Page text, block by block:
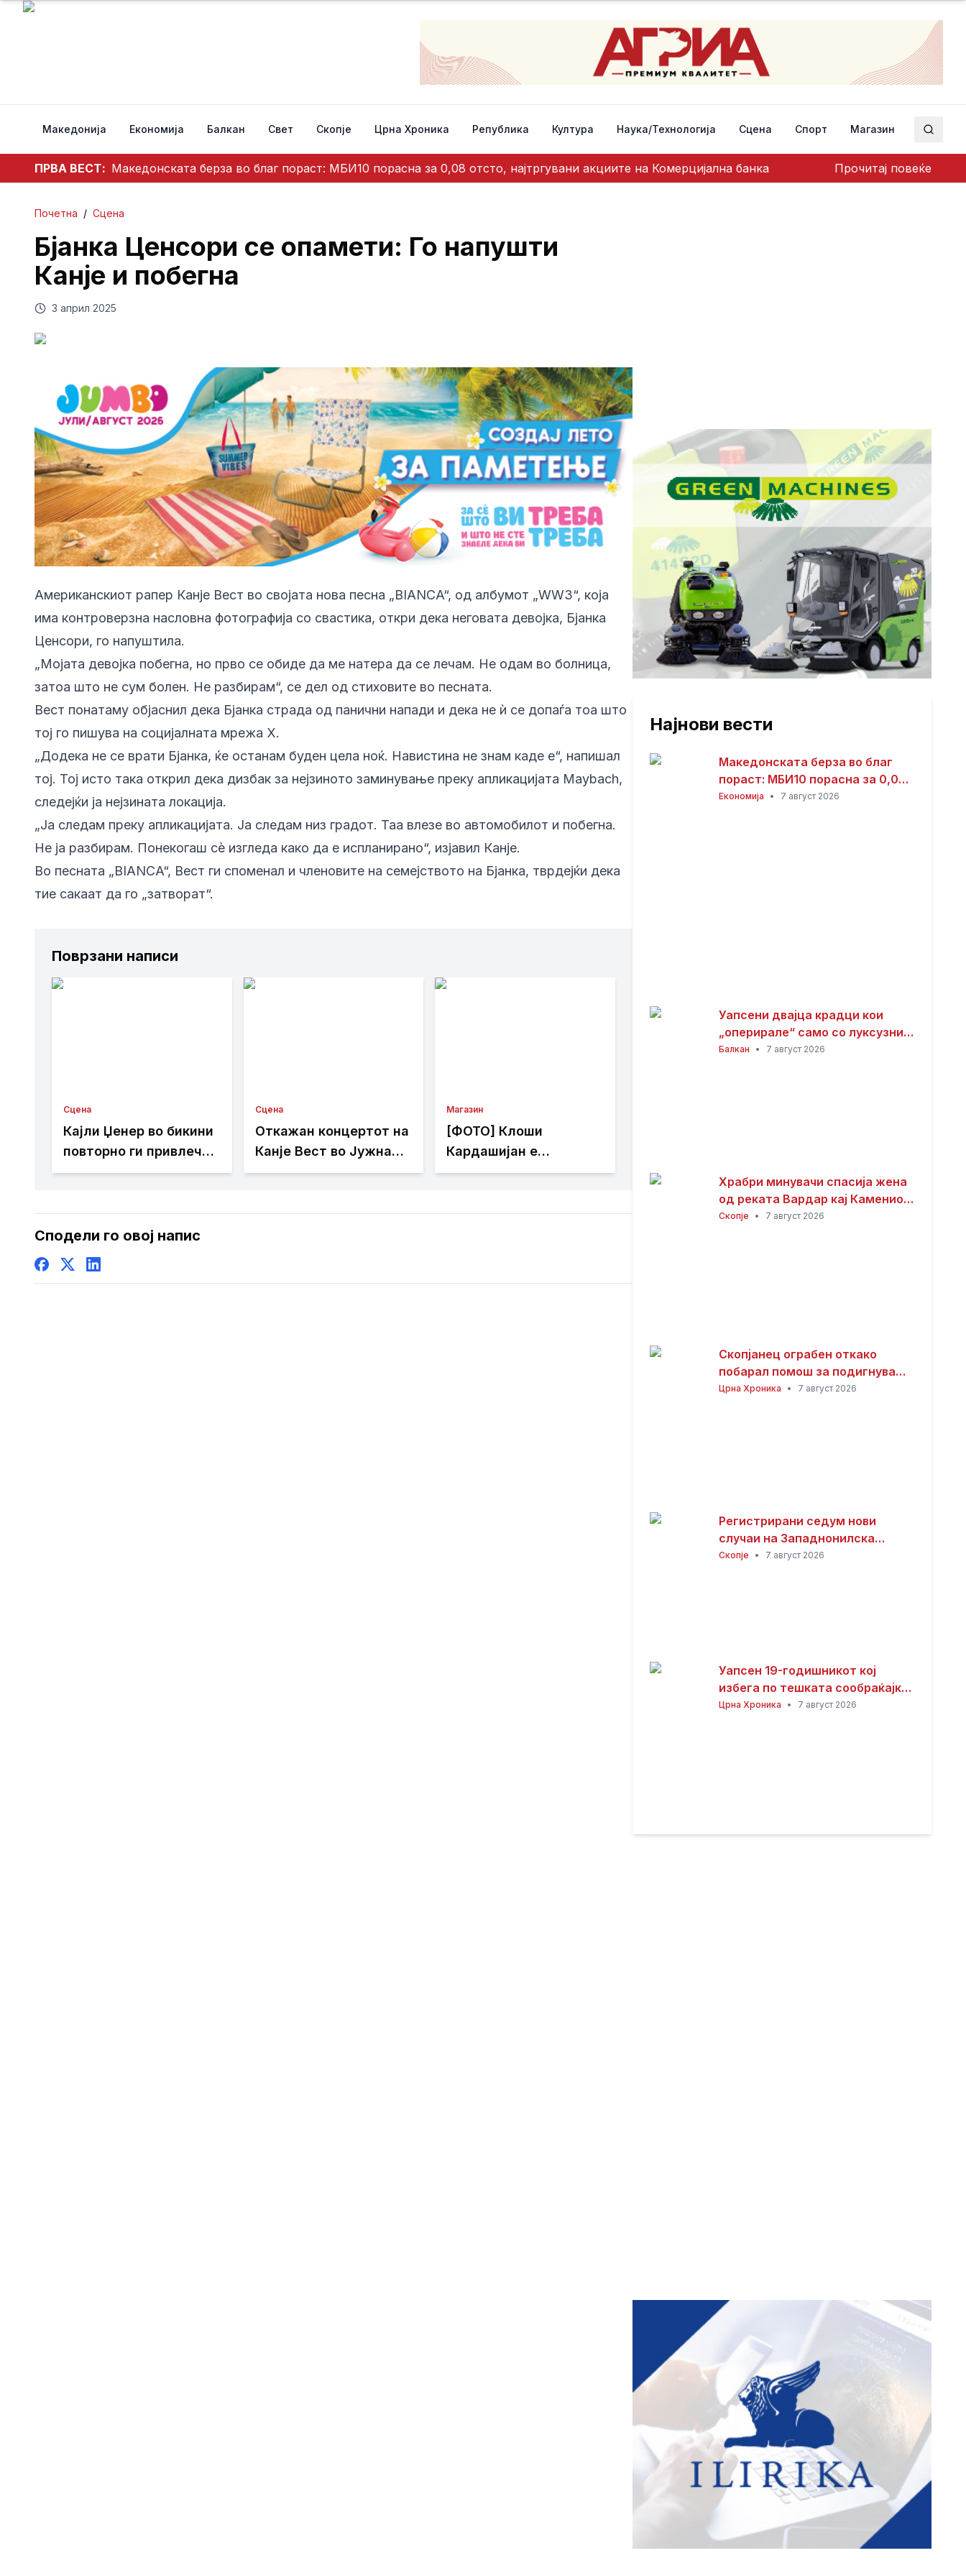
Македонија Економија Балкан Свет Скопје Црна Хроника Република Култура Наука/Технологија Сцена Спорт Магазин
ПРВА ВЕСТ: Македонската берза во благ пораст: МБИ10 порасна за 0,08 отсто, најтргувани акциите на Комерцијална банка Прочитај повеќе
Почетна / Сцена
Бјанка Ценсори се опамети: Го напушти
Канје и побегна
3 април 2025
Американскиот рапер Канје Вест во својата нова песна „BIANCA“, од албумот „WW3“, која
има контроверзна насловна фотографија со свастика, откри дека неговата девојка, Бјанка
Ценсори, го напуштила.
„Мојата девојка побегна, но прво се обиде да ме натера да се лечам. Не одам во болница,
затоа што не сум болен. Не разбирам“, се дел од стиховите во песната.
Вест понатаму објаснил дека Бјанка страда од панични напади и дека не ѝ се допаѓа тоа што
тој го пишува на социјалната мрежа X.
„Додека не се врати Бјанка, ќе останам буден цела ноќ. Навистина не знам каде е“, напишал
тој. Тој исто така открил дека дизбак за нејзиното заминување преку апликацијата Maybach,
следејќи ја нејзината локација.
„Ја следам преку апликацијата. Ја следам низ градот. Таа влезе во автомобилот и побегна.
Не ја разбирам. Понекогаш сè изгледа како да е испланирано“, изјавил Канје.
Во песната „BIANCA“, Вест ги споменал и членовите на семејството на Бјанка, тврдејќи дека
тие сакаат да го „затворат“.
Поврзани написи
Сцена
Кајли Џенер во бикини
повторно ги привлече
сите погледи [ФОТО]
Сцена
Откажан концертот на
Канје Вест во Јужна
Кореја поради
Магазин
[ФОТО] Клоши
Кардашијан е
подготвена да го
само за еден маж: Го
Сподели го овој напис
Најнови вести
Македонската берза во благ
пораст: МБИ10 порасна за 0,08
отсто, најтргувани акциите на
Економија • 7 август 2026
Уапсени двајца крадци кои
„оперирале“ само со луксузни
автомобили
Балкан • 7 август 2026
Храбри минувачи спасија жена
од реката Вардар кај Камениот
мост
Скопје • 7 август 2026
Скопјанец ограбен откако
побарал помош за подигнување
пари од банкомат
Црна Хроника • 7 август 2026
Регистрирани седум нови
случаи на Западнонилска
треска во Скопје
Скопје • 7 август 2026
Уапсен 19-годишникот кој
избега по тешката сообраќајка
во Ѓорче Петров
Црна Хроника • 7 август 2026